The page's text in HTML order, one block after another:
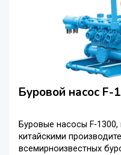
Буровой насос F-
Буровые насосы F-
китайскими
всемирноизвестных